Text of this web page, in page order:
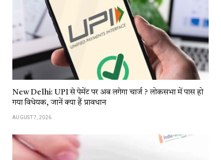
New Delhi: UPI से पेमेंट पर अब लगेगा चार्ज ? लोकसभा में पास हो
गया विधेयक, जानें क्या हैं प्रावधान
AUGUST 7, 2026